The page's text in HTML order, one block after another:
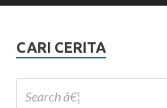
CARI CERITA